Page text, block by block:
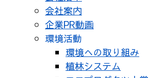
会社案内
企業PR動画
環境活動
環境への取り組み
植林システム